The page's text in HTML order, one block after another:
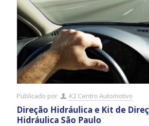
Publicado por K2 Centro Automotivo
Direção Hidráulica e Kit de
Hidráulica São Paulo